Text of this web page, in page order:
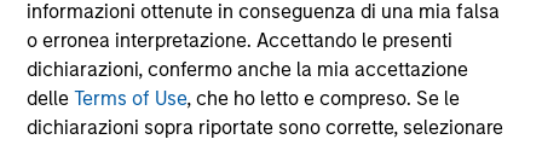
informazioni ottenute in conseguenza di una mia falsa
o erronea interpretazione. Accettando le presenti
dichiarazioni, confermo anche la mia accettazione
delleTerms of Use, che ho letto e compreso. Se le
dichiarazioni sopra riportate sono corrette, selezionare
Il ricorso alla leva aumenta i rischi: una variazione
relativamente contenuta nel valore di un investimento può
determinare una variazione molto più elevata, sia in senso
positivo che negativo, nel valore di quell’investimento e, di
conseguenza, nel valore del Comparto.